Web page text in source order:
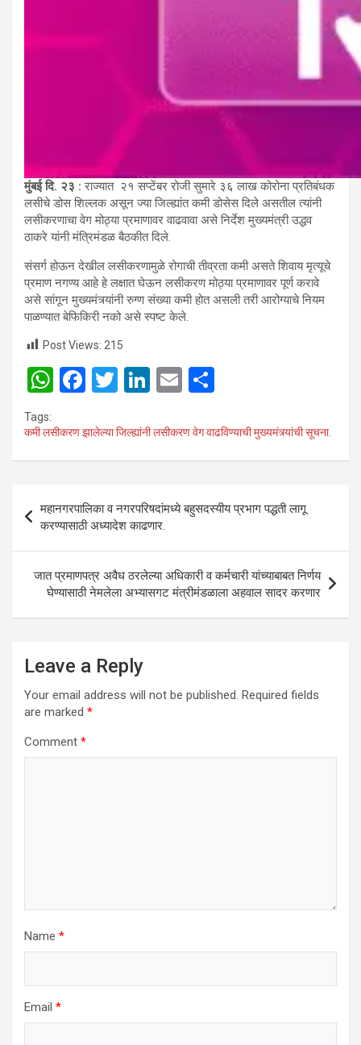
मुंबई दि. २३ : राज्यात २१ सप्टेंबर रोजी सुमारे ३६ लाख कोरोना प्रतिबंधक
लसीचे डोस शिल्लक असून ज्या जिल्ह्यांत कमी डोसेस दिले असतील त्यांनी
लसीकरणाचा वेग मोठ्या प्रमाणावर वाढवावा असे निर्देश मुख्यमंत्री उद्धव
ठाकरे यांनी मंत्रिमंडळ बैठकीत दिले.
संसर्ग होऊन देखील लसीकरणामुळे रोगाची तीव्रता कमी असते शिवाय मृत्यूचे
प्रमाण नगण्य आहे हे लक्षात घेऊन लसीकरण मोठ्या प्रमाणावर पूर्ण करावे
असे सांगून मुख्यमंत्र्यांनी रुग्ण संख्या कमी होत असली तरी आरोग्याचे नियम
पाळण्यात बेफिकिरी नको असे स्पष्ट केले.
Post Views: 215
W
at
s
p
p
F
ce
b
o
k
T
tt
er
Li
ke
dI
E
ail ar
e
Tags:
कमी लसीकरण झालेल्या जिल्ह्यांनी लसीकरण वेग वाढविण्याची मुख्यमंत्र्यांची सूचना.
navigation
महानगरपालिका व नगरपरिषदांमध्ये बहुसदस्यीय प्रभाग पद्धती लागू
करण्यासाठी अध्यादेश काढणार.
जात प्रमाणपत्र अवैध ठरलेल्या अधिकारी व कर्मचारी यांच्याबाबत निर्णय
घेण्यासाठी नेमलेला अभ्यासगट मंत्रीमंडळाला अहवाल सादर करणार
Leave a Reply
Your email address will not be published. Required fields
are marked *
Comment *
Name *
Email *